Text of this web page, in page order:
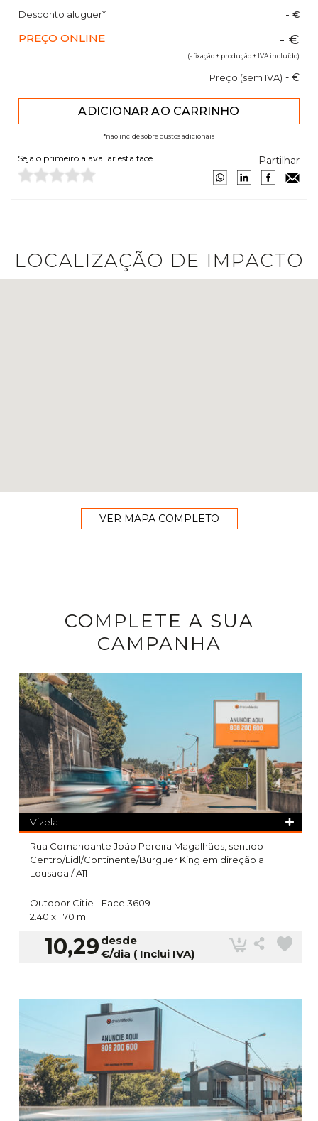
Desconto aluguer* - €
PREÇO ONLINE - €
(afixação + produção + IVA incluído)
Preço (sem IVA) - €
*não incide sobre custos adicionais
Seja o primeiro a avaliar esta face Partilhar
LOCALIZAÇÃO DE IMPACTO
VER MAPA COMPLETO
COMPLETE A SUA
CAMPANHA
Vizela
Rua Comandante João Pereira Magalhães, sentido
Centro/Lidl/Continente/Burguer King em direção a
Lousada / A11
Outdoor Citie - Face 3609
2.40 x 1.70 m
10,29 desde
€/dia ( Inclui IVA)